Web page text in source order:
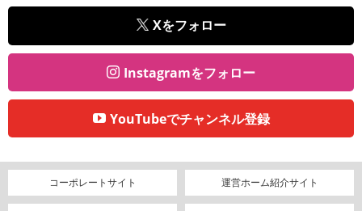
Xをフォロー
Instagramをフォロー
YouTubeでチャンネル登録
コーポレートサイト 運営ホーム紹介サイト